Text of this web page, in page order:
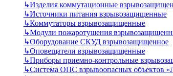
↳Изделия коммутационные
↳Источники питания взрывозащищенные
↳Коммутаторы взрывозащищенные
↳Модули пожаротушения
↳Оборудование СКУД взрывозащищенное
↳Оповещатели взрывозащищенные
↳Приборы приемно-контрольные
↳Система ОПС взрывоопасных объектов